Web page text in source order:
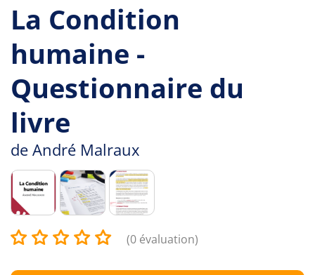
La Condition
humaine -
Questionnaire du
livre
de André Malraux
(0 évaluation)